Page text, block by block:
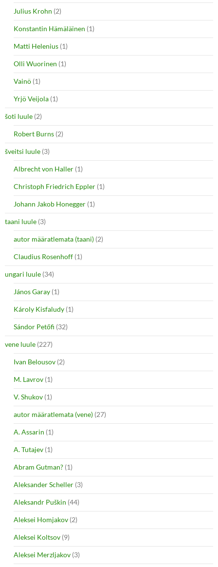
Julius Krohn (2)
Konstantin Hämäläinen (1)
Matti Helenius (1)
Olli Wuorinen (1)
Vainö (1)
Yrjö Veijola (1)
šoti luule (2)
Robert Burns (2)
šveitsi luule (3)
Albrecht von Haller (1)
Christoph Friedrich Eppler (1)
Johann Jakob Honegger (1)
taani luule (3)
autor määratlemata (taani) (2)
Claudius Rosenhoff (1)
ungari luule (34)
János Garay (1)
Károly Kisfaludy (1)
Sándor Petőfi (32)
vene luule (227)
Ivan Belousov (2)
M. Lavrov (1)
V. Shukov (1)
autor määratlemata (vene) (27)
A. Assarin (1)
A. Tutajev (1)
Abram Gutman? (1)
Aleksander Scheller (3)
Aleksandr Puškin (44)
Aleksei Homjakov (2)
Aleksei Koltsov (9)
Aleksei Merzljakov (3)